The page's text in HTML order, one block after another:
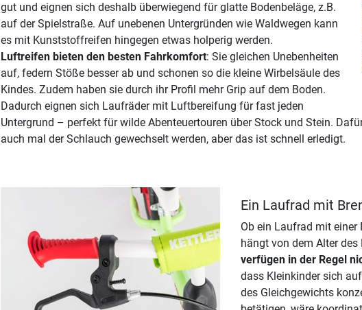
gut und eignen sich deshalb überwiegend für glatte Bodenbeläge, z.B.
auf der Spielstraße. Auf unebenen Untergründen wie Waldwegen kann
es mit Kunststoffreifen hingegen etwas holperig werden.
Luftreifen bieten den besten Fahrkomfort: Sie gleichen Unebenheiten
auf, federn Stöße besser ab und schonen so die kleine Wirbelsäule des
Kindes. Zudem haben sie durch ihr Profil mehr Grip auf dem Boden.
Dadurch eignen sich Laufräder mit Luftbereifung für fast jeden
Untergrund – perfekt für wilde Abenteuertouren über Stock und Stein.
auch mal der Schlauch gewechselt werden, aber das ist schnell erledigt.
Ein Laufrad mit
Ob ein Laufrad mit einer
hängt von dem Alter des
verfügen in der Regel
dass Kleinkinder sich
des Gleichgewichts